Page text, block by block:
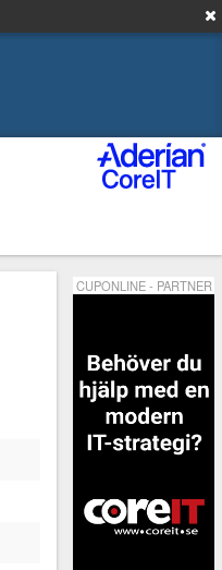
CUPONLINE - PARTNER